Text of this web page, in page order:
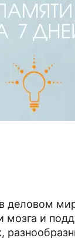
деловом
мозга и